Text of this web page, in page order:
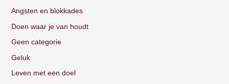
Angsten en blokkades
Doen waar je van houdt
Geen categorie
Geluk
Leven met een doel